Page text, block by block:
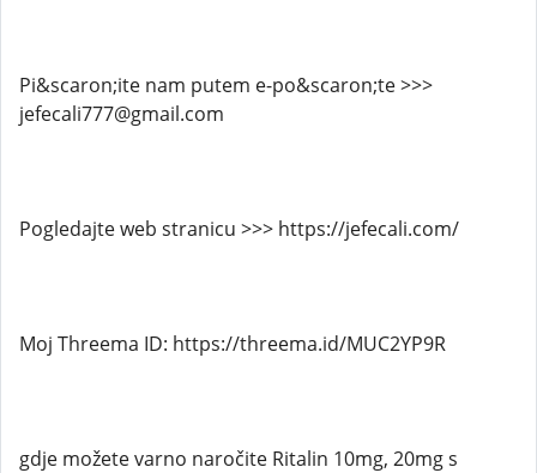
Pi&scaron;ite nam putem e-po&scaron;te >>>
jefecali777@gmail.com
Pogledajte web stranicu >>> https://jefecali.com/
Moj Threema ID: https://threema.id/MUC2YP9R
gdje možete varno naročite Ritalin 10mg, 20mg s